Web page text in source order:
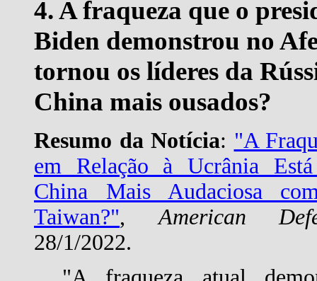
4. A fraqueza que o
Biden demonstrou no
tornou os líderes da
China mais ousados?
Resumo da Notícia: "A
em Relação à Ucrânia
China Mais Audaciosa
Taiwan?", American
28/1/2022.